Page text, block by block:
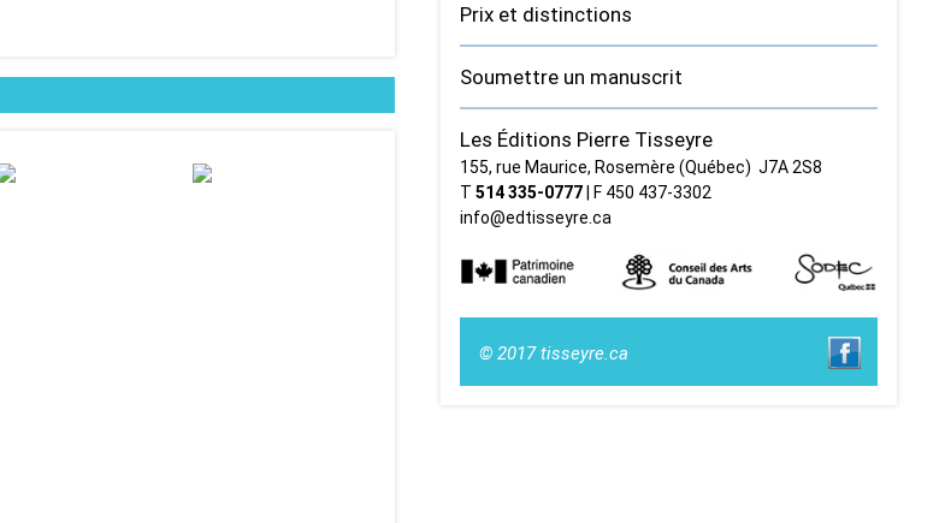
Prix et distinctions
Soumettre un manuscrit
Les Éditions Pierre Tisseyre
155, rue Maurice, Rosemère (Québec) J7A 2S8
T 514 335‑0777| F 450 437‑3302
info@edtisseyre.ca
© 2017 tisseyre.ca